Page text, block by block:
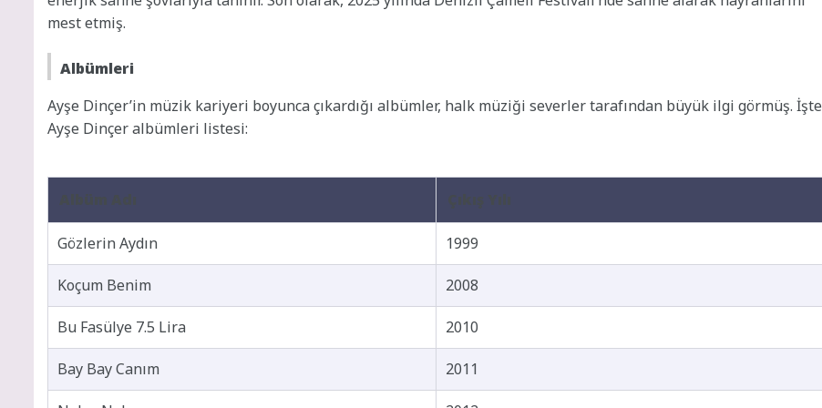
mest etmiş.
Albümleri
Ayşe Dinçer’in müzik kariyeri boyunca çıkardığı albümler, halk müziği severler tarafından büyük ilgi görmüş. İşte
Ayşe Dinçer albümleri listesi:
Gözlerin Aydın 1999
Koçum Benim 2008
Bu Fasülye 7.5 Lira 2010
Bay Bay Canım 2011